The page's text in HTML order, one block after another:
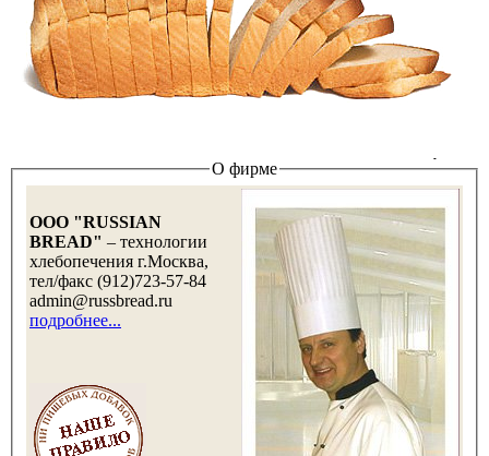
О фирме
OOO "RUSSIAN
BREAD" – технологии
хлебопечения г.Москва,
тел/факс (912)723-57-84
admin@russbread.ru
подробнее...